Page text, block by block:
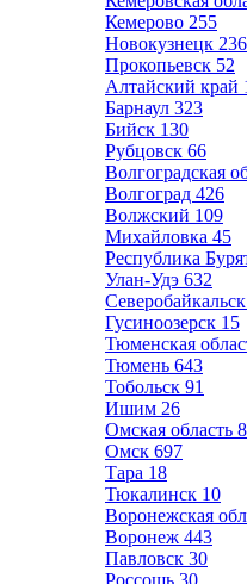
Кемерово 255
Новокузнецк 236
Прокопьевск 52
Алтайский край
Барнаул 323
Бийск 130
Рубцовск 66
Волгоградская
Волгоград 426
Волжский 109
Михайловка 45
Республика
Улан-Удэ 632
Северобайкальск
Гусиноозерск 15
Тюменская
Тюмень 643
Тобольск 91
Ишим 26
Омская область
Омск 697
Тара 18
Тюкалинск 10
Воронежская
Воронеж 443
Павловск 30
Россошь 30